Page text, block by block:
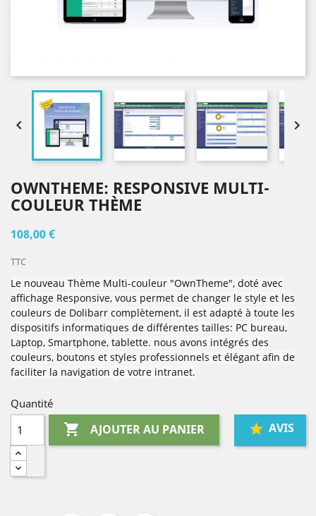
 
OWNTHEME: RESPONSIVE MULTI-
COULEUR THÈME
108,00 €
TTC
Le nouveau Thème Multi-couleur "OwnTheme", doté avec
affichage Responsive, vous permet de changer le style et les
couleurs de Dolibarr complètement, il est adapté à toute les
dispositifs informatiques de différentes tailles: PC bureau,
Laptop, Smartphone, tablette. nous avons intégrés des
couleurs, boutons et styles professionnels et élégant afin de
faciliter la navigation de votre intranet.
Quantité
 AJOUTER AU PANIER AVIS